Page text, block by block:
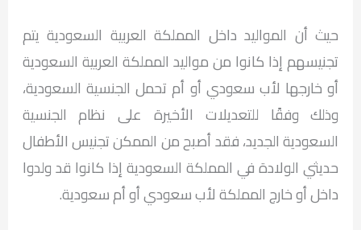
حيث أن المواليد داخل المملكة العربية السعودية يتم
تجنيسهم إذا كانوا من مواليد المملكة العربية السعودية
أو خارجها لأب سعودي أو أم تحمل الجنسية السعودية،
وذلك وفقًا للتعديلات الأخيرة على نظام الجنسية
السعودية الجديد، فقد أصبح من الممكن تجنيس الأطفال
حديثي الولادة في المملكة السعودية إذا كانوا قد ولدوا
داخل أو خارج المملكة لأب سعودي أو أم سعودية.